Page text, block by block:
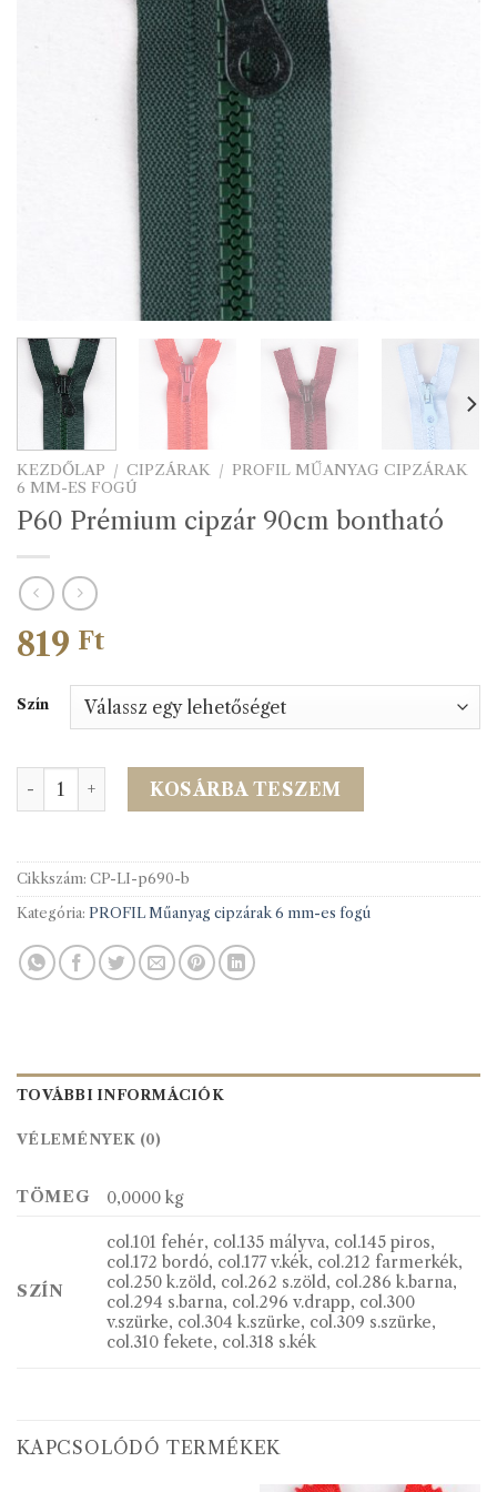
KEZDŐLAP / CIPZÁRAK / PROFIL MŰANYAG CIPZÁRAK
6 MM-ES FOGÚ
P60 Prémium cipzár 90cm bontható
819 Ft
Szín
P60 Prémium cipzár 90cm bontható mennyiség
KOSÁRBA TESZEM
Cikkszám: CP-LI-p690-b
Kategória: PROFIL Műanyag cipzárak 6 mm-es fogú
TOVÁBBI INFORMÁCIÓK
VÉLEMÉNYEK (0)
TÖMEG 0,0000 kg
SZÍN
col.101 fehér, col.135 mályva, col.145 piros,
col.172 bordó, col.177 v.kék, col.212 farmerkék,
col.250 k.zöld, col.262 s.zöld, col.286 k.barna,
col.294 s.barna, col.296 v.drapp, col.300
v.szürke, col.304 k.szürke, col.309 s.szürke,
col.310 fekete, col.318 s.kék
KAPCSOLÓDÓ TERMÉKEK